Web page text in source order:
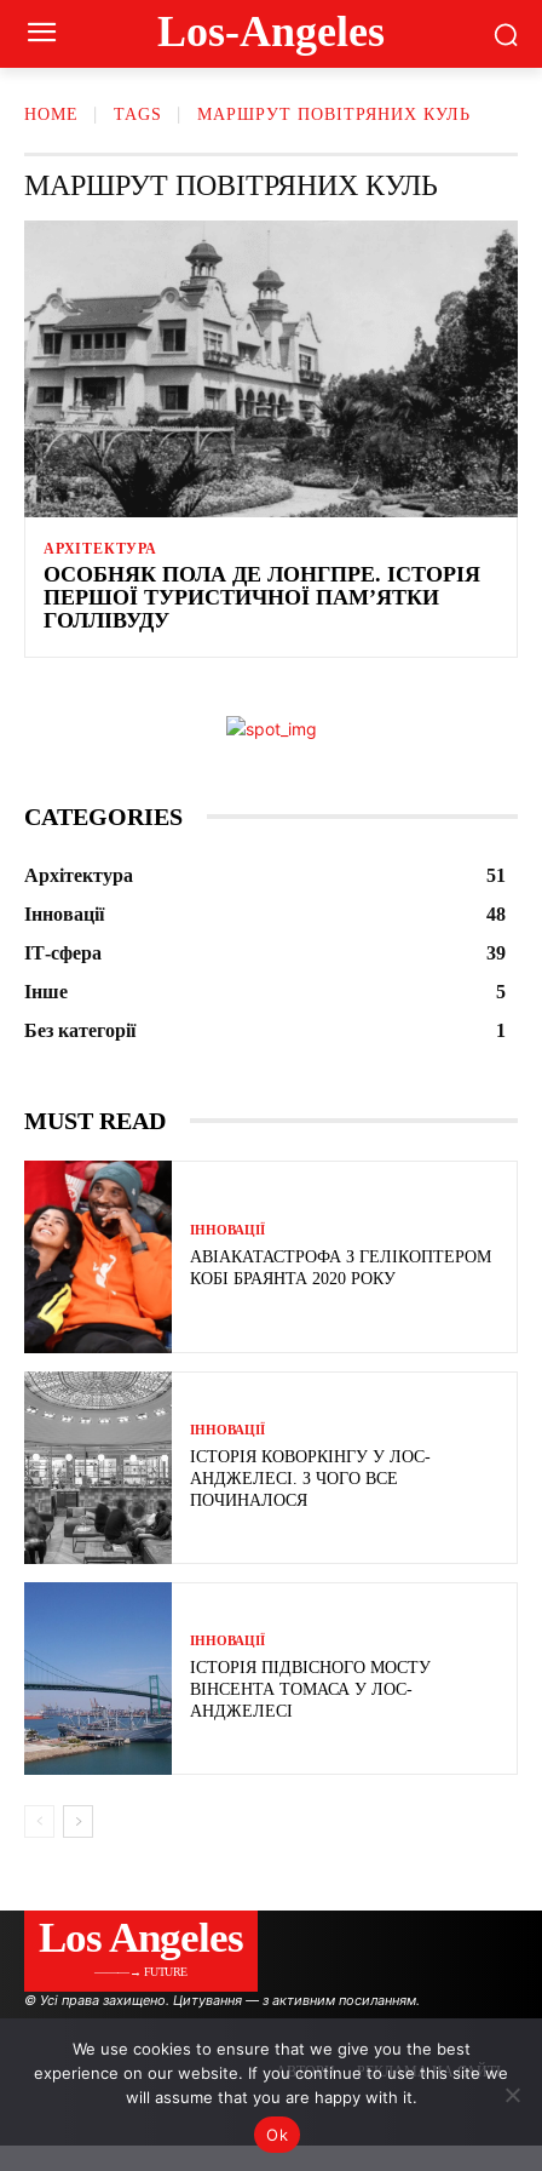
Los-Angeles
HOME TAGS МАРШРУТ ПОВІТРЯНИХ КУЛЬ
МАРШРУТ ПОВІТРЯНИХ КУЛЬ
АРХІТЕКТУРА
ОСОБНЯК ПОЛА ДЕ ЛОНГПРЕ. ІСТОРІЯ
ПЕРШОЇ ТУРИСТИЧНОЇ ПАМ’ЯТКИ
ГОЛЛІВУДУ
CATEGORIES
Архітектура
51
Інновації
48
ІТ-сфера
39
Інше
5
Без категорії
1
MUST READ
ІННОВАЦІЇ
АВІАКАТАСТРОФА З ГЕЛІКОПТЕРОМ
КОБІ БРАЯНТА 2020 РОКУ
ІННОВАЦІЇ
ІСТОРІЯ КОВОРКІНГУ У ЛОС-
АНДЖЕЛЕСІ. З ЧОГО ВСЕ
ПОЧИНАЛОСЯ
ІННОВАЦІЇ
ІСТОРІЯ ПІДВІСНОГО МОСТУ
ВІНСЕНТА ТОМАСА У ЛОС-
АНДЖЕЛЕСІ
Los Angeles
———→ FUTURE
© Усі права захищено. Цитування — з активним посиланням.
АВТОРИ РЕКЛАМА НА САЙТІ
We use cookies to ensure that we give you the best
experience on our website. If you continue to use this site we
will assume that you are happy with it.
Ok